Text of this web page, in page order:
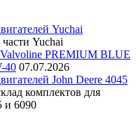
Yuchai
Yuchai
Valvoline PREMIUM BLUE
40 07.07.2026
John Deere 4045
комплектов для
и 6090